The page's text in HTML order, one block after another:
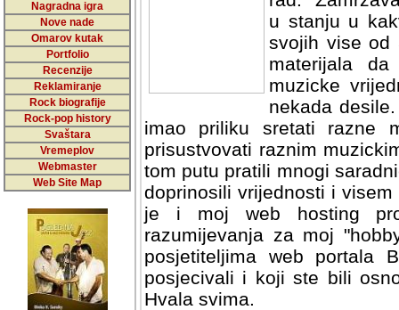
Nagradna igra
Nove nade
Omarov kutak
Portfolio
Recenzije
Reklamiranje
Rock biografije
Rock-pop history
Svaštara
Vremeplov
Webmaster
Web Site Map
u stanju u
svojih vise od
materijala
muzicke
nekada
imao priliku sretati razne
prisustvovati raznim
tom putu pratili mnogi
doprinosili vrijednosti i
je i moj web hosting
razumijevanja za moj
posjetiteljima web portala
posjecivali i koji ste bili
Hvala svima.